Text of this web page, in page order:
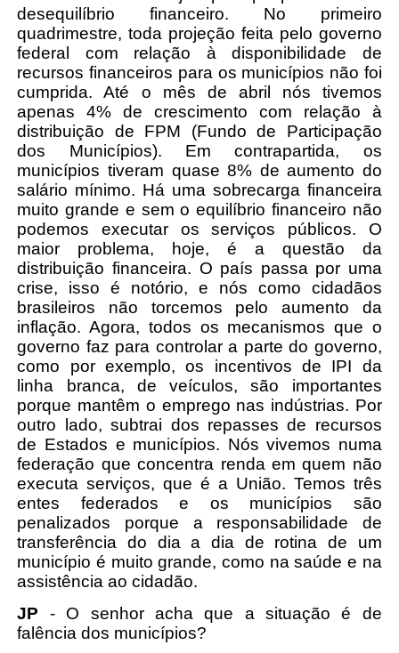
desequilíbrio financeiro. No primeiro
quadrimestre, toda projeção feita pelo governo
federal com relação à disponibilidade de
recursos financeiros para os municípios não foi
cumprida. Até o mês de abril nós tivemos
apenas 4% de crescimento com relação à
distribuição de FPM (Fundo de Participação
dos Municípios). Em contrapartida, os
municípios tiveram quase 8% de aumento do
salário mínimo. Há uma sobrecarga financeira
muito grande e sem o equilíbrio financeiro não
podemos executar os serviços públicos. O
maior problema, hoje, é a questão da
distribuição financeira. O país passa por uma
crise, isso é notório, e nós como cidadãos
brasileiros não torcemos pelo aumento da
inflação. Agora, todos os mecanismos que o
governo faz para controlar a parte do governo,
como por exemplo, os incentivos de IPI da
linha branca, de veículos, são importantes
porque mantêm o emprego nas indústrias. Por
outro lado, subtrai dos repasses de recursos
de Estados e municípios. Nós vivemos numa
federação que concentra renda em quem não
executa serviços, que é a União. Temos três
entes federados e os municípios são
penalizados porque a responsabilidade de
transferência do dia a dia de rotina de um
município é muito grande, como na saúde e na
assistência ao cidadão.
JP - O senhor acha que a situação é de
falência dos municípios?